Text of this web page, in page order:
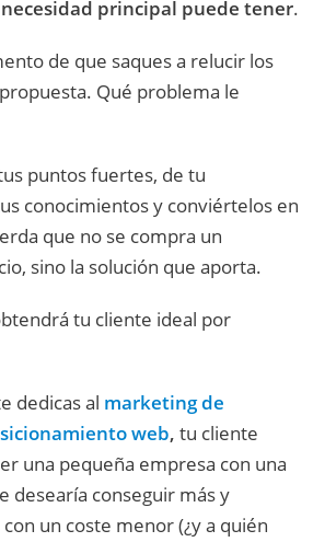
principal puede tener.
de que saques a relucir los
Qué problema le
puntos fuertes, de tu
conocimientos y conviértelos en
que no se compra un
sino la solución que aporta.
tu cliente ideal por
dedicas al marketing de
web, tu cliente
una pequeña empresa con una
desearía conseguir más y
un coste menor (¿y a quién